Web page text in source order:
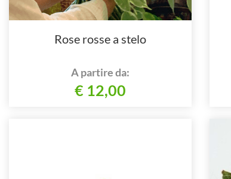
Rose rosse a stelo
A partire da:
€ 12,00